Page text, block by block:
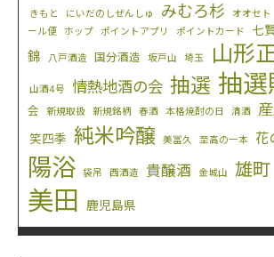
きもと にいだのしぜんしゅ みむろ杉 オオセト
ール便
ホップ ポイントアプリ ポイントカード 七
錦
八戸酒造 国分酒造 坂戸山 埼玉 山形
山酒4号 情熱地酒の会 抽選 抽選
会
新規取扱 新規銘柄 春酒 本格焼酎の日 清酒
笑四季 純米吟醸 美冨久 至高の一本 花
陽浴
袋吊 西酒造 貴醸酒 金城山 雄町
美田
鹿児島県